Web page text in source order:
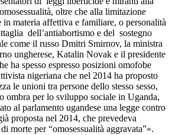
oltre che alla limitazione
in materia affettiva e familiare, o personalità
dell’antiabortismo e del sostegno
come il russo Dmitri Smirnov, la ministra
ungherese, Katalin Novak e il presidente
ha spesso espresso posizioni omofobe
nigeriana che nel 2014 ha proposto
le unioni tra persone dello stesso sesso,
per lo sviluppo sociale in Uganda,
al parlamento ugandese una legge contro
proposta nel 2014, che prevedeva
morte per “omosessualità aggravata”».